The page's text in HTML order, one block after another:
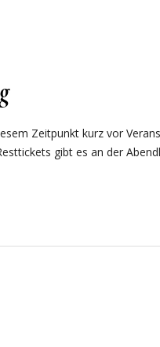
Zeitpunkt kurz vor
gibt es an der